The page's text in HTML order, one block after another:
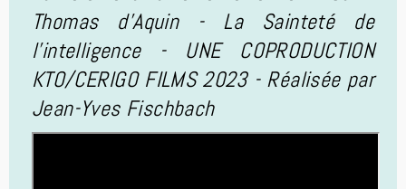
Thomas d'Aquin - La Sainteté de
l'intelligence - UNE COPRODUCTION
KTO/CERIGO FILMS 2023 - Réalisée par
Jean-Yves Fischbach